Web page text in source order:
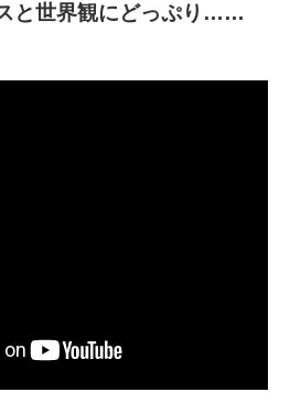
と世界観にどっぷり……